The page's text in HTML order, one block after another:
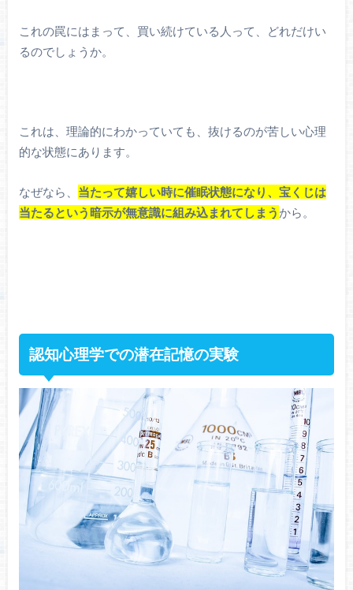
これの罠にはまって、買い続けている人って、どれだけい
るのでしょうか。
これは、理論的にわかっていても、抜けるのが苦しい心理
的な状態にあります。
なぜなら、 当たって嬉しい時に催眠状態になり、宝くじは
当たるという暗示が無意識に組み込まれてしまう から。
認知心理学での潜在記憶の実験